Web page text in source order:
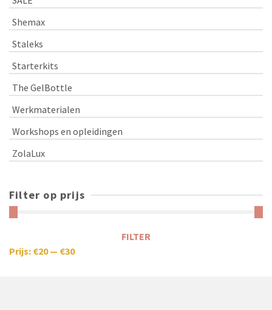
Shemax
Staleks
Starterkits
The GelBottle
Werkmaterialen
Workshops en opleidingen
ZolaLux
Filter op prijs
FILTER
Prijs: €20— €30